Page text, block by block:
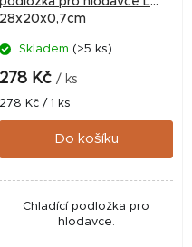
28x20x0,7cm
Skladem (>5 ks)
278 Kč / ks
Měrná
cena:
278 Kč / 1 ks
Do košíku
Chladící podložka pro
hlodavce.